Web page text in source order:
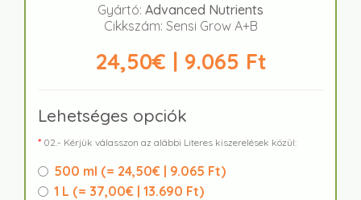
Gyártó: Advanced Nutrients
Cikkszám: Sensi Grow A+B
24,50€ | 9.065 Ft
Lehetséges opciók
02.- Kérjük válasszon az alábbi Literes kiszerelések közül:
500 ml (= 24,50€ | 9.065 Ft)
1 L (= 37,00€ | 13.690 Ft)